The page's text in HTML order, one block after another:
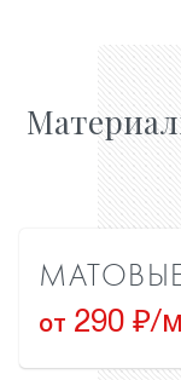
от 290 ₽/